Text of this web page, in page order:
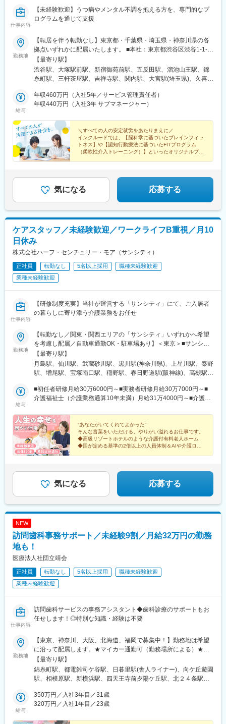
仕事内容
【未経験歓迎】うつ病やメンタル不調を抱える方を、専門的なプ
ログラムを通じて支援
勤務地
【転居を伴う転勤なし】東京都・千葉県・埼玉県・神奈川県の各
拠点いずれかに配属いたします。 ■本社：東京都渋谷区渋谷1-1-
3 第35荒井ビル4階 ※受動喫煙対策：屋内全面禁煙
【最寄り駅】
渋谷駅、大塚駅前駅、新宿御苑前駅、五反田駅、溜池山王駅、錦
糸町駅、三軒茶屋駅、吉祥寺駅、関内駅、大宮駅(埼玉県)、久喜
駅、大塚駅(東京都)、四谷三丁目駅、不動前駅、六本木一丁目駅、
菊川駅(東京都)、西太子堂駅、日本大通り駅、馬車道駅、本川越
小路駅、赤坂駅(東京都)、桜木町駅
給与
年収460万円（入社5年／サービス管理責任者）
年収440万円（入社3年 サブマネージャー）
＼すべての人の安定就労をあたりまえに／
インクルードでは、【脳科学に基づいたブレインフィッ
トネス】や【認知行動療法に基づいたFITプログラム
（柔軟性介入トレーニング）】といったオリジナルプロ
気になる 応募する
ケアスタッフ／未経験歓迎／ワークライフB重視／月10
日休み
株式会社ハーフ・センチュリー・モア（サンシティ）
正社員 転勤なし 5名以上採用
職種未経験歓迎
業種未経験歓迎
仕事内容
【研修制度充実】当社が運営する「サンシティ」にて、ご入居者
の暮らしに寄り添う介護業務をお任せ
勤務地
【転勤なし／関東・関西エリアの「サンシティ」いずれかへ希望
を考慮し配属／自動車通勤OK・駐車場あり】＜東京＞■サンシテ
ィ銀座EAST東京都中央区月島3-27-15■サンシティ調布 東京都調
布市緑ヶ丘2-14-1 ■サンシティ立川昭和記念公園 東京都立川市砂
川町2-71-1 ■サンシティ町田東京都町田市小野路町1611-2＜神奈
土ケ谷区仏向町1625-1■サンシティ神奈川神奈川県秦野市南が丘
4-4＜千葉＞■サンシティ柏千葉県柏市増尾台1-2-1＜兵庫＞■サン
伊丹市車塚1-32-7■サンシティタワー神戸兵庫県神戸市中央区脇浜
海岸通2-3-5＜大阪＞■サンシティ高槻大阪府高槻市柴谷町53-3＜
京都＞■サンシティ木津 ※通勤シャトルバスあり京都府木津川市
市坂六本木76 ※自動車通勤OK・駐車場あり ※銀座EAST・高槻・
神戸除く※受動喫煙対策：屋内または屋外に喫煙専用スペースあり
【最寄り駅】
月島駅、仙川駅、武蔵砂川駅、黒川駅(神奈川県)、上星川駅、秦野
駅、増尾駅、宝塚南口駅、稲野駅、春日野道駅(阪神線)、高槻駅、
給与
■初任者研修月給30万6000円～■実務者研修月給30万7000円～■
介護福祉士（介護業務通算10年未満）月給31万4000円～■介護福
給：月18万5000円賞与加算：月3万800円職務手当：初任者月
2000円、実務者研修月3000円、介護福祉士月1万円処遇改善加
算：介護業務通算10年未満 月2万9100円、介護業務通算10年以上
月8800円処遇支援手当：月1万9150円夜勤手当：月4万円（1日
8000円×5回分想定／超過分支給）★業績により別途特別賞与（慰
績による）＼一人ひとりの成長を支える評価制度／評価は自己評
価と上長との面談（年2回）をもとに実施。評価シートを用いて介
護技術や接遇などのスキルを可視化するため、「何ができてい
て、何を伸ばせばよいか」が明確です。不足しているスキルは研
修で補えるため、着実に成長を目指せます。
“あなたがいてくれてよかった”
そんな言葉をいただける、やりがい溢れるお仕事です。
◆高級リゾートホテルのような介護付有料老人ホーム
◆国が定める基準の2倍以上の人員体制＆AIや介護ロボ
気になる 応募する
NEW
訪問歯科事務サポート／未経験9割／月給32万円の勤務
地も！
医療法人社団立靖会
正社員 転勤なし 5名以上採用
職種未経験歓迎
業種未経験歓迎
仕事内容
訪問歯科サービスの事務アシスタント◆歯科診療のサポートもお
任せします！◎特別な知識・経験は不要
勤務地
【東京、神奈川、大阪、北海道、福岡で募集中！】勤務地は希望
に沿って配属します。★マイカー通勤可（勤務場所による）★受
動喫煙対策：屋内全面禁煙＜東京エリア＞錦糸町事業所池袋事業
所日暮里事業所＜神奈川エリア＞向ヶ丘事業所相模原事業所横浜
事業所＜大阪エリア＞浪速事業所＜北海道エリア＞札幌事業所＜
グスタッフ募集中
【最寄り駅】
錦糸町駅、都電雑司ケ谷駅、日暮里駅(舎人ライナー)、向ケ丘遊園
駅、相模原駅、新横浜駅、四天王寺前夕陽ケ丘駅、北２４条駅、
暮里駅
給与
350万円／入社3年目／31歳
320万円／入社1年目／23歳